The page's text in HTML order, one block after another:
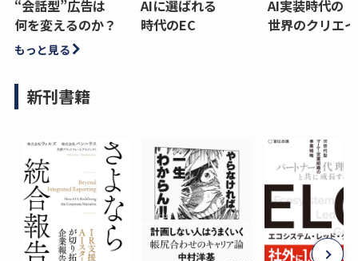
“会話型”広告は
何を変えるのか？
AIに選ばれる
時代のEC
AI実装時代の
世界のクリエ
もっと見る
新刊書籍